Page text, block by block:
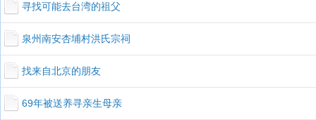
寻找可能去台湾的祖父
泉州南安杏埔村洪氏宗祠
找来自北京的朋友
69年被送养寻亲生母亲